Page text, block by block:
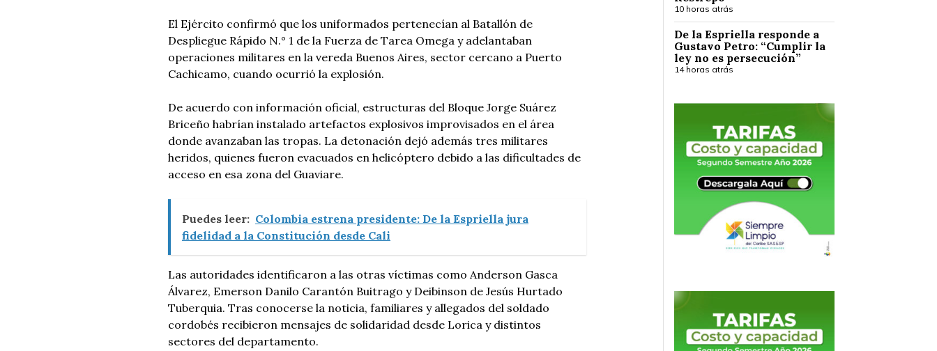
El Ejército confirmó que los uniformados pertenecían al Batallón de
Despliegue Rápido N.° 1 de la Fuerza de Tarea Omega y adelantaban
operaciones militares en la vereda Buenos Aires, sector cercano a Puerto
Cachicamo, cuando ocurrió la explosión.
De acuerdo con información oficial, estructuras del Bloque Jorge Suárez
Briceño habrían instalado artefactos explosivos improvisados en el área
donde avanzaban las tropas. La detonación dejó además tres militares
heridos, quienes fueron evacuados en helicóptero debido a las dificultades de
acceso en esa zona del Guaviare.
Puedes leer: Colombia estrena presidente: De la Espriella jura
fidelidad a la Constitución desde Cali
Las autoridades identificaron a las otras víctimas como Anderson Gasca
Álvarez, Emerson Danilo Carantón Buitrago y Deibinson de Jesús Hurtado
Tuberquia. Tras conocerse la noticia, familiares y allegados del soldado
cordobés recibieron mensajes de solidaridad desde Lorica y distintos
sectores del departamento.
10 horas atrás
De la Espriella responde a
Gustavo Petro: “Cumplir la
ley no es persecución”
14 horas atrás